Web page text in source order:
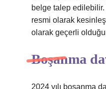
belge talep
resmi olarak
olarak geçerli
Boşanma
2024 yılı boşanma